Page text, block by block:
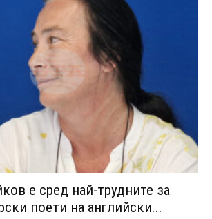
е сред най-трудните за
поети на английски...